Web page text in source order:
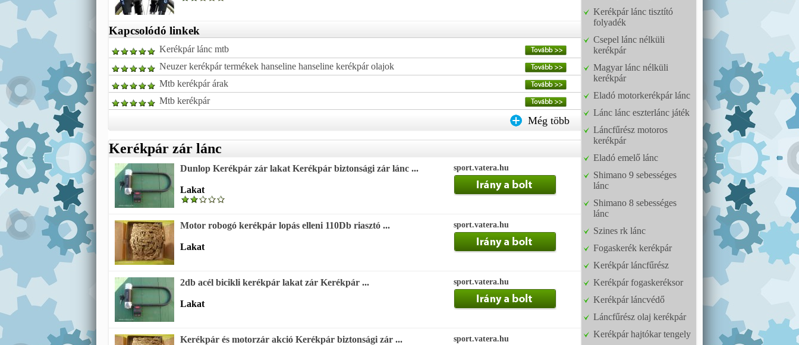
Kapcsolódó linkek
Kerékpár lánc mtb
Neuzer kerékpár termékek hanseline hanseline kerékpár olajok
Mtb kerékpár árak
Mtb kerékpár
Még több
Kerékpár zár lánc
Dunlop Kerékpár zár lakat Kerékpár biztonsági zár lánc ...
Lakat
sport.vatera.hu
Motor robogó kerékpár lopás elleni 110Db riasztó ...
Lakat
sport.vatera.hu
2db acél bicikli kerékpár lakat zár Kerékpár ...
Lakat
sport.vatera.hu
Kerékpár és motorzár akció Kerékpár biztonsági zár ... sport.vatera.hu
Kerékpár lánc tisztító
folyadék
Csepel lánc nélküli
kerékpár
Magyar lánc nélküli
kerékpár
Eladó motorkerékpár lánc
Lánc lánc eszterlánc játék
Láncfűrész motoros
kerékpár
Eladó emelő lánc
Shimano 9 sebességes
lánc
Shimano 8 sebességes
lánc
Szines rk lánc
Fogaskerék kerékpár
Kerékpár láncfűrész
Kerékpár fogaskeréksor
Kerékpár láncvédő
Láncfűrész olaj kerékpár
Kerékpár hajtókar tengely